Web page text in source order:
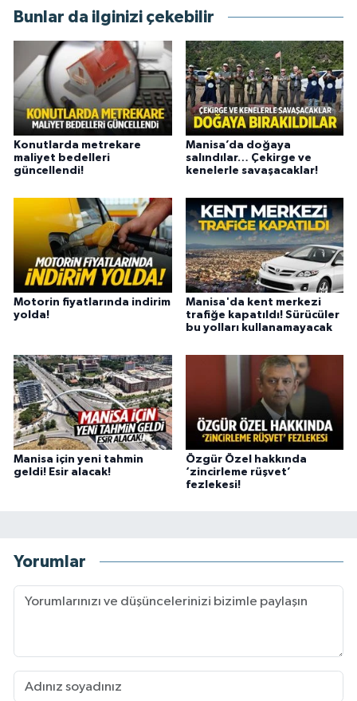
Bunlar da ilginizi çekebilir
Konutlarda metrekare
maliyet bedelleri
güncellendi!
Manisa’da doğaya
salındılar… Çekirge ve
kenelerle savaşacaklar!
Motorin fiyatlarında indirim
yolda!
Manisa'da kent merkezi
trafiğe kapatıldı! Sürücüler
bu yolları kullanamayacak
Manisa için yeni tahmin
geldi! Esir alacak!
Özgür Özel hakkında
‘zincirleme rüşvet’
fezlekesi!
Yorumlar